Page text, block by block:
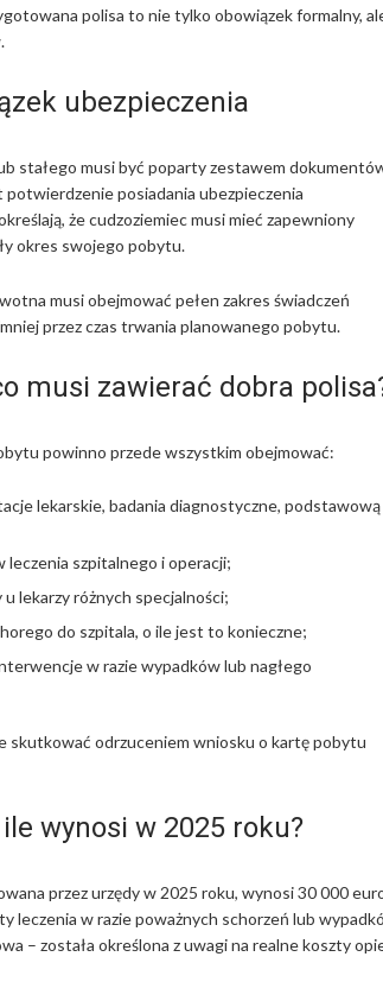
polisa to nie tylko obowiązek formalny,
ubezpieczenia
stałego musi być poparty zestawem
posiadania ubezpieczenia
że cudzoziemiec musi mieć zapewniony
okres swojego pobytu.
musi obejmować pełen zakres świadczeń
przez czas trwania planowanego pobytu.
musi zawierać dobra
powinno przede wszystkim obejmować:
lekarskie, badania diagnostyczne, podstawową
szpitalnego i operacji;
lekarzy różnych specjalności;
do szpitala, o ile jest to konieczne;
w razie wypadków lub nagłego
skutkować odrzuceniem wniosku o kartę pobytu
wynosi w 2025 roku?
przez urzędy w 2025 roku, wynosi 30 000
leczenia w razie poważnych schorzeń lub
– została określona z uwagi na realne koszty